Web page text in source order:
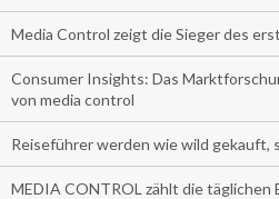
Media Control zeigt die Sieger des
Consumer Insights: Das
von media control
Reiseführer werden wie wild gekauft,
MEDIA CONTROL zählt die täglichen